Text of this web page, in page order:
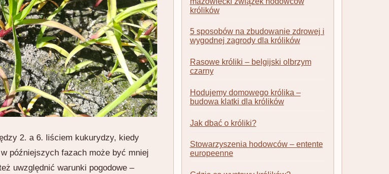
2. a 6. liściem kukurydzy, kiedy
późniejszych fazach może być mniej
uwzględnić warunki pogodowe –
królików
5 sposobów na zbudowanie zdrowej i
wygodnej zagrody dla królików
Rasowe króliki – belgijski olbrzym
czarny
Hodujemy domowego królika –
budowa klatki dla królików
Jak dbać o króliki?
Stowarzyszenia hodowców – entente
europeenne